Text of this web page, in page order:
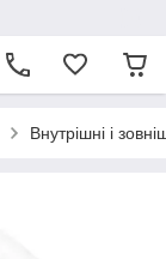
Внутрішні і